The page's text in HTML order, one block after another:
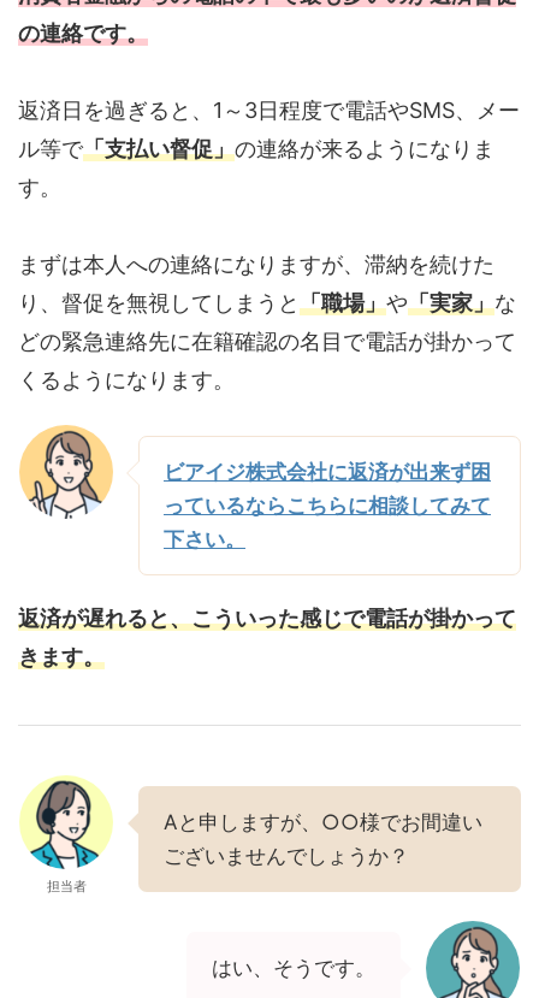
の連絡です。
返済日を過ぎると、1～3日程度で電話やSMS、メー
ル等で「支払い督促」の連絡が来るようになりま
す。
まずは本人への連絡になりますが、滞納を続けた
り、督促を無視してしまうと「職場」や「実家」な
どの緊急連絡先に在籍確認の名目で電話が掛かって
くるようになります。
ビアイジ株式会社に返済が出来ず困
っているならこちらに相談してみて
下さい。
返済が遅れると、こういった感じで電話が掛かって
きます。
担当者
Aと申しますが、○○様でお間違い
ございませんでしょうか？
はい、そうです。